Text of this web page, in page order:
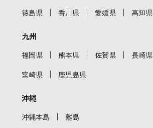
徳島県 ｜ 香川県 ｜ 愛媛県 ｜ 高知県
九州
福岡県 ｜ 熊本県 ｜ 佐賀県 ｜ 長崎県
宮崎県 ｜ 鹿児島県
沖縄
沖縄本島 ｜ 離島